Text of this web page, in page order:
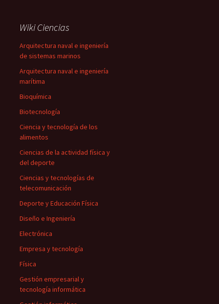
Wiki Ciencias
Arquitectura naval e ingeniería
de sistemas marinos
Arquitectura naval e ingeniería
marítima
Bioquímica
Biotecnología
Ciencia y tecnología de los
alimentos
Ciencias de la actividad física y
del deporte
Ciencias y tecnologías de
telecomunicación
Deporte y Educación Física
Diseño e Ingeniería
Electrónica
Empresa y tecnología
Física
Gestión empresarial y
tecnología informática